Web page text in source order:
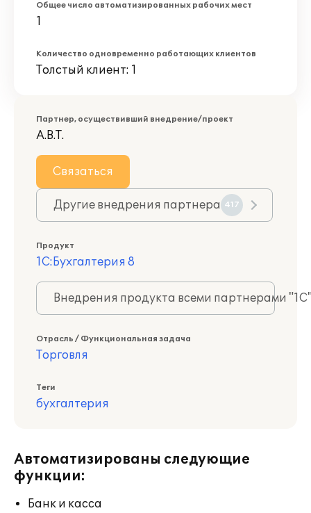
Общее число автоматизированных рабочих мест
1
Количество одновременно работающих клиентов
Толстый клиент: 1
Партнер, осуществивший внедрение/проект
А.В.Т.
Связаться
Другие внедрения партнера 417
Продукт
1С:Бухгалтерия 8
Внедрения продукта всеми партнерами
Отрасль / Функциональная задача
Торговля
Теги
бухгалтерия
Автоматизированы следующие
функции:
Банк и касса